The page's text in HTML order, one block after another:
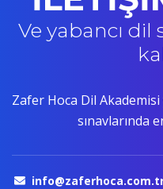
Ve yabancı
Zafer Hoca Dil Akademisi
sınavlarında